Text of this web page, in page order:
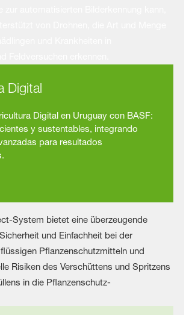
Digital
Digital en Uruguay con BASF:
y sustentables, integrando
para resultados